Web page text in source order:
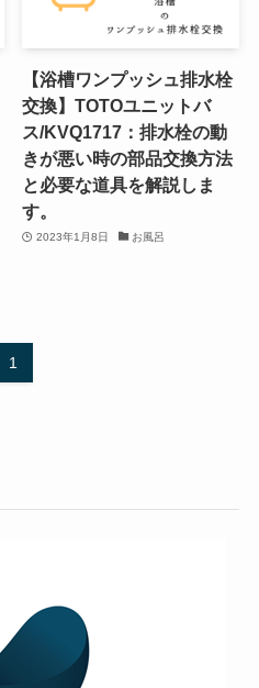
【浴槽ワンプッシュ排水栓
交換】TOTOユニットバ
ス/KVQ1717：排水栓の動
きが悪い時の部品交換方法
と必要な道具を解説しま
す。
2023年1月8日 お風呂
1